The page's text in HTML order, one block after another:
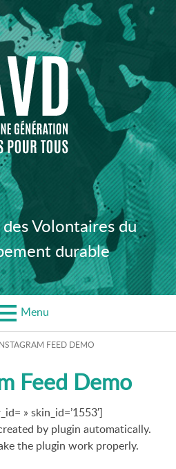
des Volontaires du
durable
Menu
FEED DEMO
Feed Demo
» skin_id=’1553′]
by plugin automatically.
the plugin work properly.